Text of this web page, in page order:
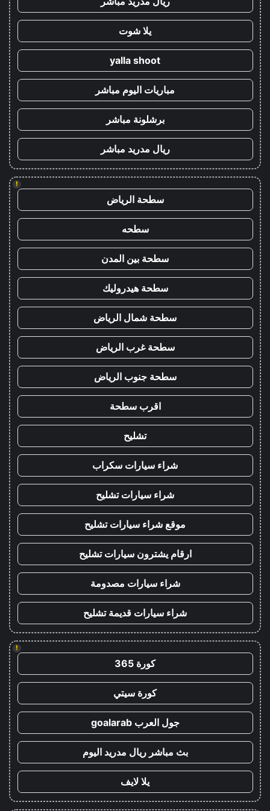
يلا شوت
yalla shoot
مباريات اليوم مباشر
برشلونة مباشر
ريال مدريد مباشر
!
سطحة الرياض
سطحه
سطحة بين المدن
سطحة هيدروليك
سطحة شمال الرياض
سطحة غرب الرياض
سطحة جنوب الرياض
اقرب سطحة
تشليح
شراء سيارات سكراب
شراء سيارات تشليح
موقع شراء سيارات تشليح
ارقام يشترون سيارات تشليح
شراء سيارات مصدومة
شراء سيارات قديمة تشليح
!
كورة 365
كورة سيتي
جول العرب goalarab
بث مباشر ريال مدريد اليوم
يلا لايف